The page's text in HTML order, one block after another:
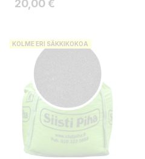
Hinta
20,00 €
KOLME ERI SÄKKIKOKOA